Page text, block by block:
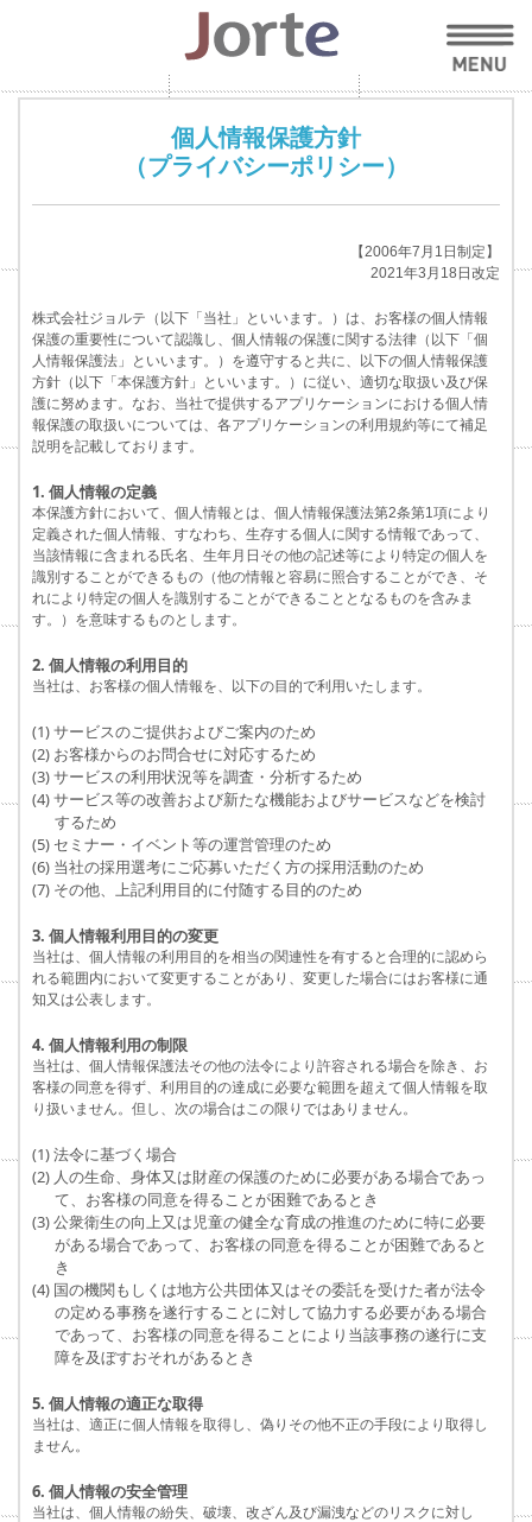
個人情報保護方針
（プライバシーポリシー）
【2006年7月1日制定】
2021年3月18日改定
株式会社ジョルテ（以下「当社」といいます。）は、お客様の個人情報
保護の重要性について認識し、個人情報の保護に関する法律（以下「個
人情報保護法」といいます。）を遵守すると共に、以下の個人情報保護
方針（以下「本保護方針」といいます。）に従い、適切な取扱い及び保
護に努めます。なお、当社で提供するアプリケーションにおける個人情
報保護の取扱いについては、各アプリケーションの利用規約等にて補足
説明を記載しております。
1. 個人情報の定義
本保護方針において、個人情報とは、個人情報保護法第2条第1項により
定義された個人情報、すなわち、生存する個人に関する情報であって、
当該情報に含まれる氏名、生年月日その他の記述等により特定の個人を
識別することができるもの（他の情報と容易に照合することができ、そ
れにより特定の個人を識別することができることとなるものを含みま
す。）を意味するものとします。
2. 個人情報の利用目的
当社は、お客様の個人情報を、以下の目的で利用いたします。
(1) サービスのご提供およびご案内のため
(2) お客様からのお問合せに対応するため
(3) サービスの利用状況等を調査・分析するため
(4) サービス等の改善および新たな機能およびサービスなどを検討
するため
(5) セミナー・イベント等の運営管理のため
(6) 当社の採用選考にご応募いただく方の採用活動のため
(7) その他、上記利用目的に付随する目的のため
3. 個人情報利用目的の変更
当社は、個人情報の利用目的を相当の関連性を有すると合理的に認めら
れる範囲内において変更することがあり、変更した場合にはお客様に通
知又は公表します。
4. 個人情報利用の制限
当社は、個人情報保護法その他の法令により許容される場合を除き、お
客様の同意を得ず、利用目的の達成に必要な範囲を超えて個人情報を取
り扱いません。但し、次の場合はこの限りではありません。
(1) 法令に基づく場合
(2) 人の生命、身体又は財産の保護のために必要がある場合であっ
て、お客様の同意を得ることが困難であるとき
(3) 公衆衛生の向上又は児童の健全な育成の推進のために特に必要
がある場合であって、お客様の同意を得ることが困難であると
き
(4) 国の機関もしくは地方公共団体又はその委託を受けた者が法令
の定める事務を遂行することに対して協力する必要がある場合
であって、お客様の同意を得ることにより当該事務の遂行に支
障を及ぼすおそれがあるとき
5. 個人情報の適正な取得
当社は、適正に個人情報を取得し、偽りその他不正の手段により取得し
ません。
6. 個人情報の安全管理
当社は、個人情報の紛失、破壊、改ざん及び漏洩などのリスクに対し